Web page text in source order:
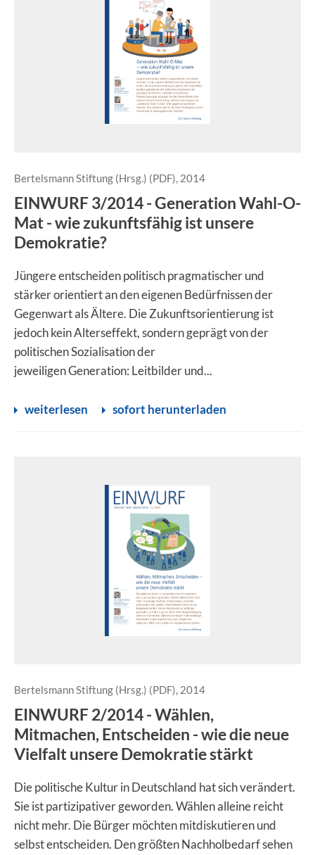
Bertelsmann Stiftung (Hrsg.) (PDF), 2014
EINWURF 3/2014 - Generation Wahl-O-
Mat - wie zukunftsfähig ist unsere
Demokratie?
Jüngere entscheiden politisch pragmatischer und
stärker orientiert an den eigenen Bedürfnissen der
Gegenwart als Ältere. Die Zukunftsorientierung ist
jedoch kein Alterseffekt, sondern geprägt von der
politischen Sozialisation der
jeweiligen Generation: Leitbilder und...
weiterlesen sofort herunterladen
Bertelsmann Stiftung (Hrsg.) (PDF), 2014
EINWURF 2/2014 - Wählen,
Mitmachen, Entscheiden - wie die neue
Vielfalt unsere Demokratie stärkt
Die politische Kultur in Deutschland hat sich verändert.
Sie ist partizipativer geworden. Wählen alleine reicht
nicht mehr. Die Bürger möchten mitdiskutieren und
selbst entscheiden. Den größten Nachholbedarf sehen